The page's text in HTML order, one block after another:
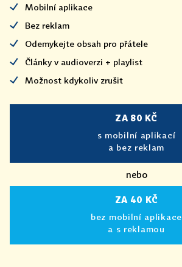
Mobilní aplikace
Bez reklam
Odemykejte obsah pro přátele
Články v audioverzi + playlist
Možnost kdykoliv zrušit
ZA 80 KČ
s mobilní aplikací
a bez reklam
nebo
ZA 40 KČ
bez mobilní aplikace
a s reklamou